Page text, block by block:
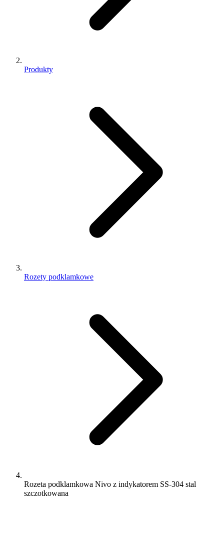
Produkty
Rozety podklamkowe
Rozeta podklamkowa Nivo z indykatorem SS-304 stal
szczotkowana